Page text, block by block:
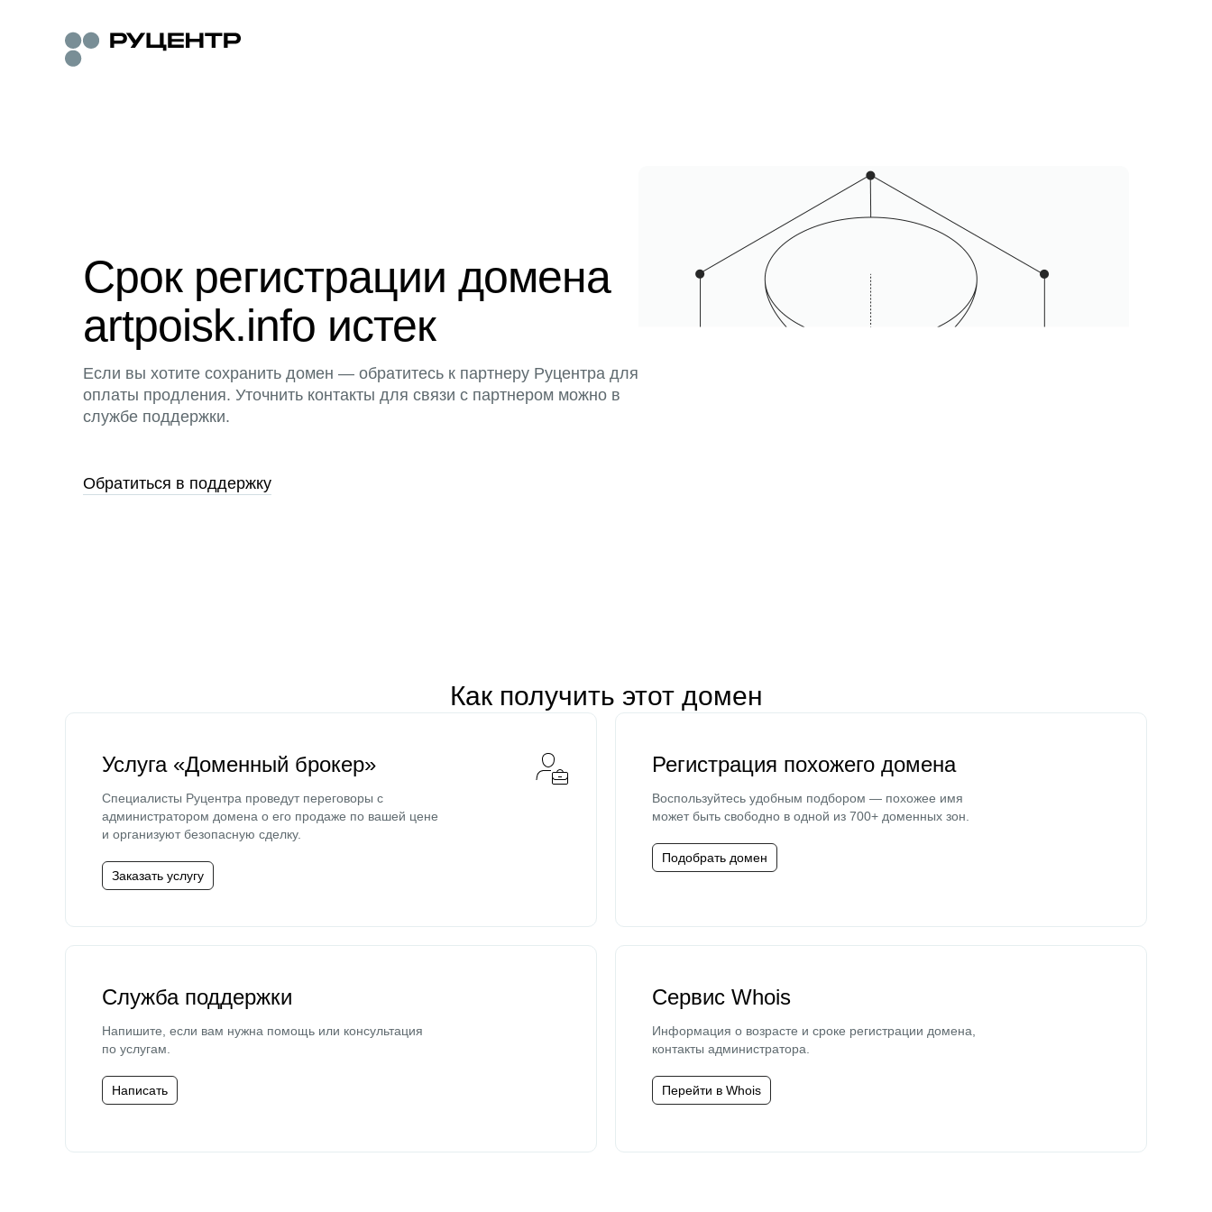
Срок регистрации домена
artpoisk.info истек
Если вы хотите сохранить домен — обратитесь к партнеру Руцентра для
оплаты продления. Уточнить контакты для связи с партнером можно в
службе поддержки.
Обратиться в поддержку
Как получить этот домен
Услуга «Доменный брокер»
Специалисты Руцентра проведут переговоры с
администратором домена о его продаже по вашей цене
и организуют безопасную сделку.
Заказать услугу
Регистрация похожего домена
Воспользуйтесь удобным подбором — похожее имя
может быть свободно в одной из 700+ доменных зон.
Подобрать домен
Служба поддержки
Напишите, если вам нужна помощь или консультация
по услугам.
Написать
Сервис Whois
Информация о возрасте и сроке регистрации домена,
контакты администратора.
Перейти в Whois